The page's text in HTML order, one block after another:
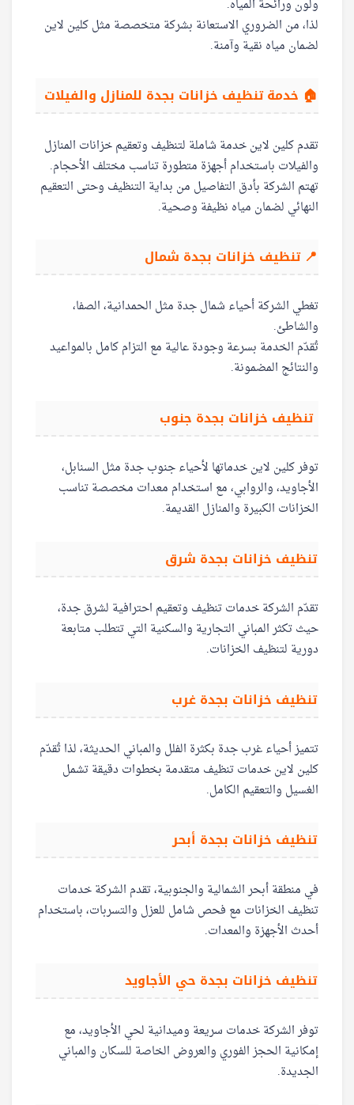
ولون ورائحة المياه.
لذا، من الضروري الاستعانة بشركة متخصصة مثل كلين لاين
لضمان مياه نقية وآمنة.
🏠 خدمة تنظيف خزانات بجدة للمنازل والفيلات
تقدم كلين لاين خدمة شاملة لتنظيف وتعقيم خزانات المنازل
والفيلات باستخدام أجهزة متطورة تناسب مختلف الأحجام.
تهتم الشركة بأدق التفاصيل من بداية التنظيف وحتى التعقيم
النهائي لضمان مياه نظيفة وصحية.
📍 تنظيف خزانات بجدة شمال
تغطي الشركة أحياء شمال جدة مثل الحمدانية، الصفا،
والشاطئ.
تُقدّم الخدمة بسرعة وجودة عالية مع التزام كامل بالمواعيد
والنتائج المضمونة.
تنظيف خزانات بجدة جنوب
توفر كلين لاين خدماتها لأحياء جنوب جدة مثل السنابل،
الأجاويد، والروابي، مع استخدام معدات مخصصة تناسب
الخزانات الكبيرة والمنازل القديمة.
تنظيف خزانات بجدة شرق
تقدّم الشركة خدمات تنظيف وتعقيم احترافية لشرق جدة،
حيث تكثر المباني التجارية والسكنية التي تتطلب متابعة
دورية لتنظيف الخزانات.
تنظيف خزانات بجدة غرب
تتميز أحياء غرب جدة بكثرة الفلل والمباني الحديثة، لذا تُقدّم
كلين لاين خدمات تنظيف متقدمة بخطوات دقيقة تشمل
الغسيل والتعقيم الكامل.
تنظيف خزانات بجدة أبحر
في منطقة أبحر الشمالية والجنوبية، تقدم الشركة خدمات
تنظيف الخزانات مع فحص شامل للعزل والتسربات، باستخدام
أحدث الأجهزة والمعدات.
تنظيف خزانات بجدة حي الأجاويد
توفر الشركة خدمات سريعة وميدانية لحي الأجاويد، مع
إمكانية الحجز الفوري والعروض الخاصة للسكان والمباني
الجديدة.